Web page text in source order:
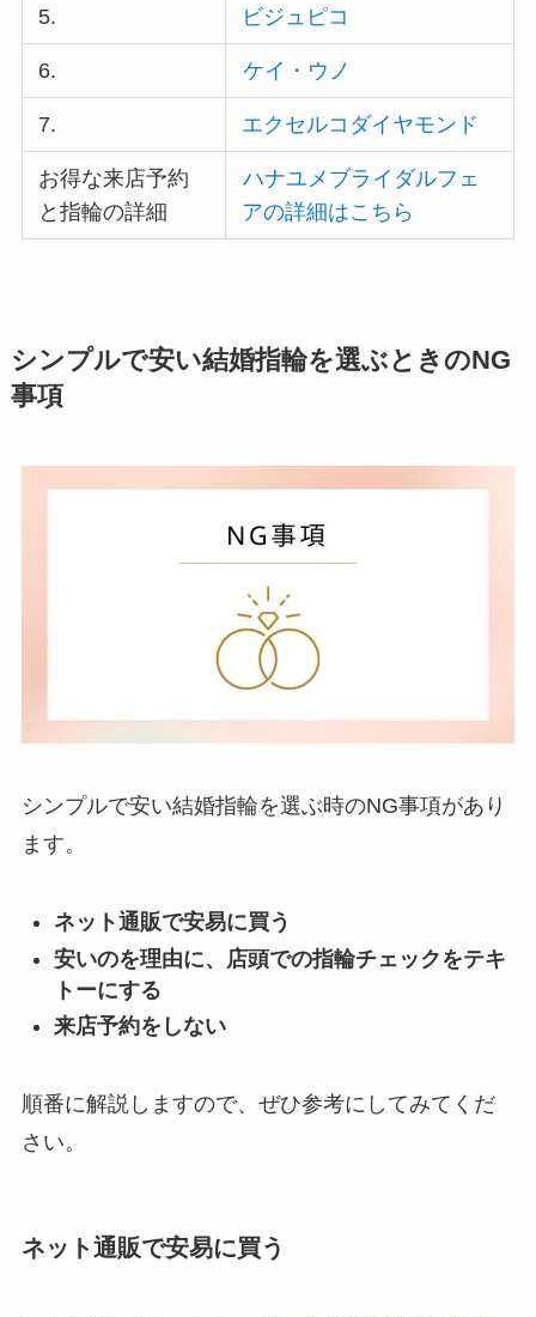
5. ビジュピコ
6. ケイ・ウノ
7. エクセルコダイヤモンド
お得な来店予約
と指輪の詳細
ハナユメブライダルフェ
アの詳細はこちら
シンプルで安い結婚指輪を選ぶときのNG
事項
シンプルで安い結婚指輪を選ぶ時のNG事項があり
ます。
ネット通販で安易に買う
安いのを理由に、店頭での指輪チェックをテキ
トーにする
来店予約をしない
順番に解説しますので、ぜひ参考にしてみてくだ
さい。
ネット通販で安易に買う